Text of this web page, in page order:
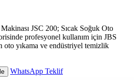
JSC 200; Sıcak Soğuk Oto
profesyonel kullanım için JBS
oto yıkama ve endüstriyel temizlik
WhatsApp Teklif